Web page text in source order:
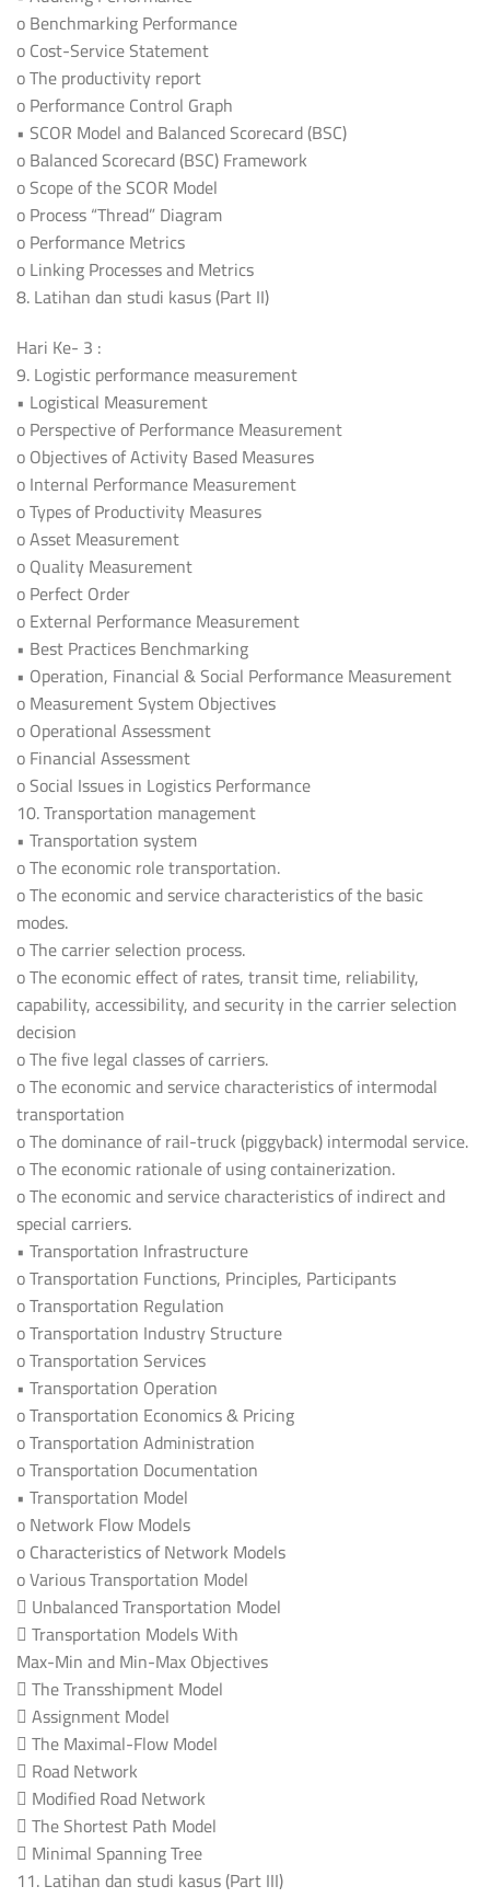
o Benchmarking Performance
o Cost-Service Statement
o The productivity report
o Performance Control Graph
• SCOR Model and Balanced Scorecard (BSC)
o Balanced Scorecard (BSC) Framework
o Scope of the SCOR Model
o Process “Thread” Diagram
o Performance Metrics
o Linking Processes and Metrics
8. Latihan dan studi kasus (Part II)
Hari Ke- 3 :
9. Logistic performance measurement
• Logistical Measurement
o Perspective of Performance Measurement
o Objectives of Activity Based Measures
o Internal Performance Measurement
o Types of Productivity Measures
o Asset Measurement
o Quality Measurement
o Perfect Order
o External Performance Measurement
• Best Practices Benchmarking
• Operation, Financial & Social Performance Measurement
o Measurement System Objectives
o Operational Assessment
o Financial Assessment
o Social Issues in Logistics Performance
10. Transportation management
• Transportation system
o The economic role transportation.
o The economic and service characteristics of the basic
modes.
o The carrier selection process.
o The economic effect of rates, transit time, reliability,
capability, accessibility, and security in the carrier selection
decision
o The five legal classes of carriers.
o The economic and service characteristics of intermodal
transportation
o The dominance of rail-truck (piggyback) intermodal service.
o The economic rationale of using containerization.
o The economic and service characteristics of indirect and
special carriers.
• Transportation Infrastructure
o Transportation Functions, Principles, Participants
o Transportation Regulation
o Transportation Industry Structure
o Transportation Services
• Transportation Operation
o Transportation Economics & Pricing
o Transportation Administration
o Transportation Documentation
• Transportation Model
o Network Flow Models
o Characteristics of Network Models
o Various Transportation Model
 Unbalanced Transportation Model
 Transportation Models With
Max-Min and Min-Max Objectives
 The Transshipment Model
 Assignment Model
 The Maximal-Flow Model
 Road Network
 Modified Road Network
 The Shortest Path Model
 Minimal Spanning Tree
11. Latihan dan studi kasus (Part III)